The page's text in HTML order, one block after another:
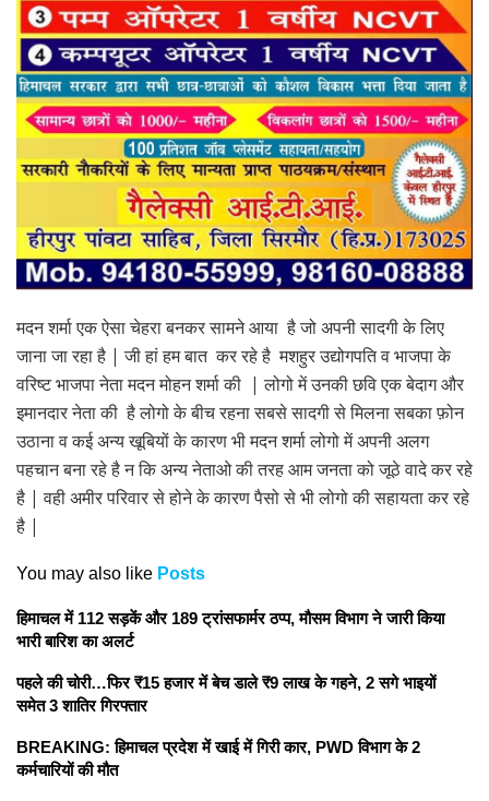
मदन शर्मा एक ऐसा चेहरा बनकर सामने आया है जो अपनी सादगी के लिए
जाना जा रहा है | जी हां हम बात कर रहे है मशहुर उद्योगपति व भाजपा के
वरिष्ट भाजपा नेता मदन मोहन शर्मा की | लोगो में उनकी छवि एक बेदाग और
इमानदार नेता की है लोगो के बीच रहना सबसे सादगी से मिलना सबका फ़ोन
उठाना व कई अन्य खूबियों के कारण भी मदन शर्मा लोगो में अपनी अलग
पहचान बना रहे है न कि अन्य नेताओ की तरह आम जनता को जूठे वादे कर रहे
है | वही अमीर परिवार से होने के कारण पैसो से भी लोगो की सहायता कर रहे
है |
You may also like Posts
हिमाचल में 112 सड़कें और 189 ट्रांसफार्मर ठप्प, मौसम विभाग ने जारी किया
भारी बारिश का अलर्ट
पहले की चोरी…फिर ₹15 हजार में बेच डाले ₹9 लाख के गहने, 2 सगे भाइयों
समेत 3 शातिर गिरफ्तार
BREAKING: हिमाचल प्रदेश में खाई में गिरी कार, PWD विभाग के 2
कर्मचारियों की मौत